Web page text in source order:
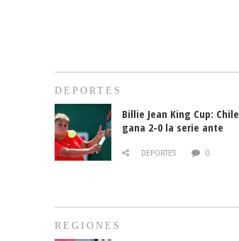
DEPORTES
Billie Jean King Cup: Chile
gana 2-0 la serie ante
DEPORTES 0
REGIONES